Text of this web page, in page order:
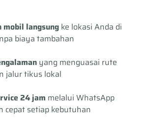
mobil langsung ke lokasi Anda di
biaya tambahan
yang menguasai rute
jalur tikus lokal
24 jam melalui WhatsApp
cepat setiap kebutuhan